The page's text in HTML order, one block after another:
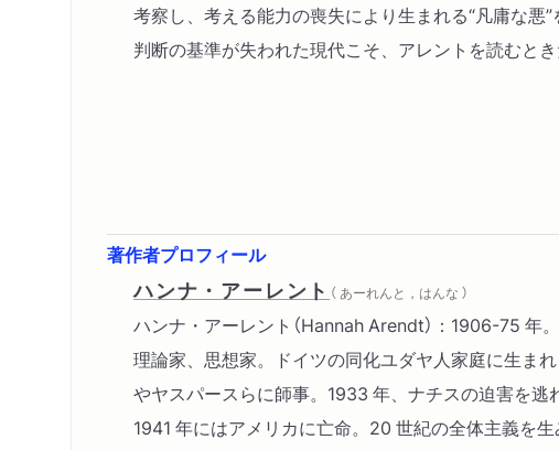
考察し、考える能力の喪失により生まれる“凡庸な悪”
判断の基準が失われた現代こそ、アレントを読むとき
著作者プロフィール
ハンナ・アーレント （ あーれんと，はんな ）
ハンナ・アーレント（Hannah Arendt）：1906-75 年
理論家、思想家。ドイツの同化ユダヤ人家庭に生ま
やヤスパースらに師事。1933 年、ナチスの迫害を逃
1941 年にはアメリカに亡命。20 世紀の全体主義を